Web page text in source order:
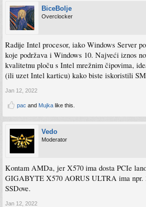
BiceBolje
Overclocker
Radije Intel procesor, iako Windows Server
koje podržava i Windows 10. Najveći iznos
kvalitetnu ploču s Intel mrežnim čipovima,
(ili uzet Intel karticu) kako biste iskoristili
Jan 12, 2022
pac and Mujka like this.
Vedo
Moderator
Kontam AMDa, jer X570 ima dosta PCIe
GIGABYTE X570 AORUS ULTRA ima npr.
SSDove.
Jan 12, 2022